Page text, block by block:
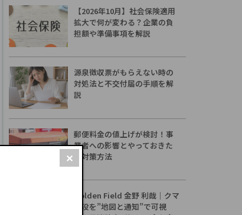
【2026年10月】社会保険適用
拡大で何が変わる？企業の負
担額や準備事項を解説
源泉徴収票がもらえない時の
対処法と不交付届の手順を解
説
郵便料金の値上げが検討！事
業者への影響とやっておきた
い対策方法
Golden Field 金野 利哉｜クマ
出没を”地図と通知”で可視
✕